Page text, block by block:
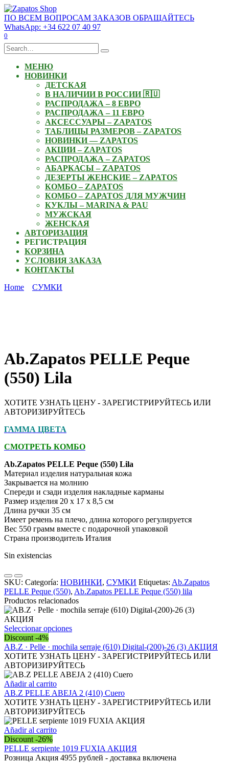
Skip
to
content
ПО ВСЕМ ВОПРОСАМ ЗАКАЗОВ ОБРАЩАЙТЕСЬ
WhatsApp: +34 622 07 40 97
0
Search
for:
МЕНЮ
НОВИНКИ
ДЕТСКАЯ
В НАЛИЧИИ В РОССИИ 🇷🇺
РАСПРОДАЖА – 8 ЕВРО
РАСПРОДАЖА – 11 ЕВРО
АКСЕССУАРЫ – ZAPATOS
ТАБЛИЦЫ РАЗМЕРОВ – ZAPATOS
НОВИНКИ — ZAPATOS
АКЦИИ – ZAPATOS
РАСПРОДАЖА – ZAPATOS
АБАРКАСЫ – ZAPATOS
ДЕЗЕРТЫ ЖЕНСКИЕ – ZAPATOS
КОМБО – ZAPATOS
КОМБО – ZAPATOS ДЛЯ МУЖЧИН
КУКЛЫ – MARINA & PAU
МУЖСКАЯ
ЖЕНСКАЯ
АВТОРИЗАЦИЯ
РЕГИСТРАЦИЯ
КОРЗИНА
УСЛОВИЯ ЗАКАЗА
КОНТАКТЫ
Home
СУМКИ
Ab.Zapatos PELLE Peque
(550) Lila
ХОТИТЕ УЗНАТЬ ЦЕНУ - ЗАРЕГИСТРИРУЙТЕСЬ ИЛИ
АВТОРИЗИРУЙТЕСЬ
ГАММА ЦВЕТА
СМОТРЕТЬ КОМБО
Ab.Zapatos PELLE Peque (550) Lila
Материал изделия натуральная кожа
Закрывается на молнию
Спереди и сзади изделия накладные карманы
Размер изделия 20 х 17 х 8,5 см
Длина ручки 35 см
Имеет ремень на плечо, длина которого регулируется
Вес 550 грамм вместе с подарочной упаковкой
Страна производитель Италия
Sin existencias
SKU: Categoría: НОВИНКИ, СУМКИ Etiquetas: Ab.Zapatos
PELLE Peque (550), Ab.Zapatos PELLE Peque (550) lila
Productos relacionados
Seleccionar opcionesEste
tiene
múltiples
variantes.
Las
se
pueden
elegir
en
de
producto
Discount -4%
AB.Z · Pelle · mochila serraje (610) Digital-(200)-26 (3) АКЦИЯ
ХОТИТЕ УЗНАТЬ ЦЕНУ - ЗАРЕГИСТРИРУЙТЕСЬ ИЛИ
АВТОРИЗИРУЙТЕСЬ
Añadir al carrito
AB.Z PELLE ABEJA 2 (410) Cuero
ХОТИТЕ УЗНАТЬ ЦЕНУ - ЗАРЕГИСТРИРУЙТЕСЬ ИЛИ
АВТОРИЗИРУЙТЕСЬ
Añadir al carrito
Discount -26%
PELLE serpiente 1019 FUXIA АКЦИЯ
Розница Акция 4955 рублей - доставка включена